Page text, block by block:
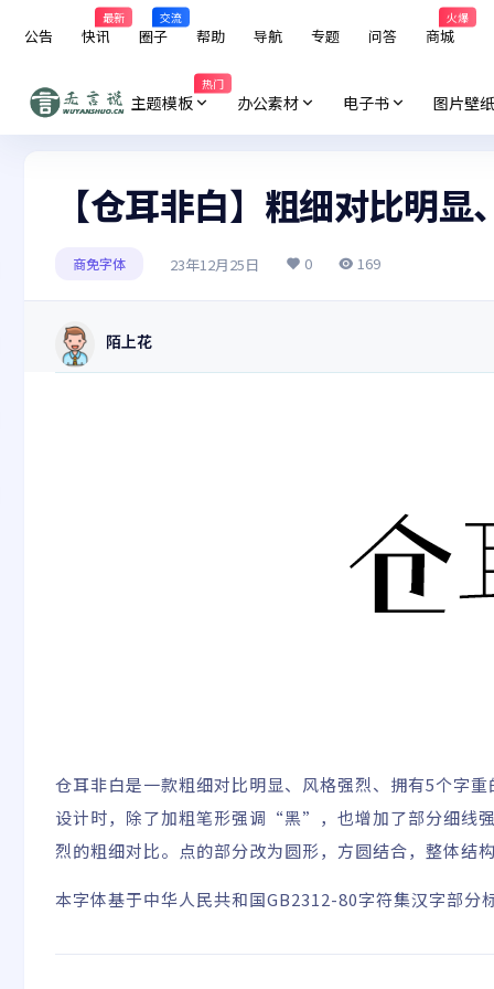
公告 快讯
最新
圈子
交流
帮助 导航 专题 问答 商城
火爆
主题模板
热门
办公素材 电子书 图片壁纸
【仓耳非白】粗细对比明
商免字体 23年12月25日 0 169
陌上花
仓耳非白是一款粗细对比明显、风格强烈、拥有5个字
设计时，除了加粗笔形强调“黑”，也增加了部分细线
烈的粗细对比。点的部分改为圆形，方圆结合，整体结
本字体基于中华人民共和国GB2312-80字符集汉字部